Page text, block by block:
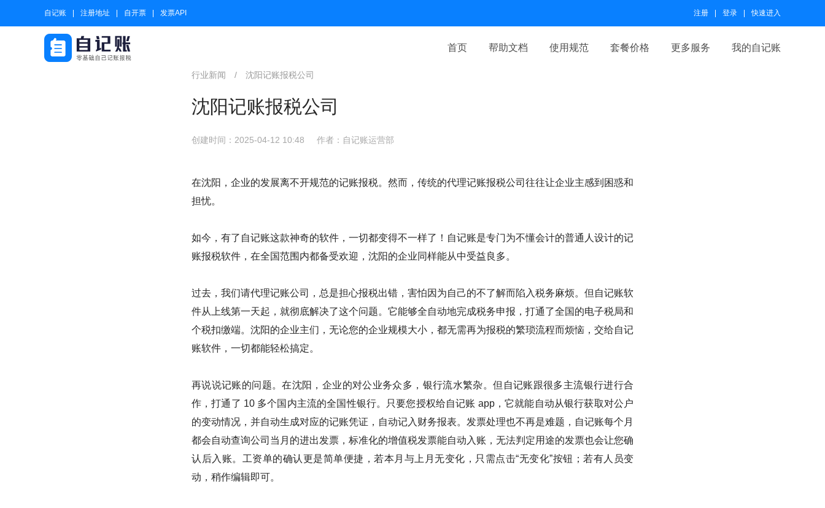
自记账 注册地址 自开票 发票API 注册 登录 快速进入
首页 帮助文档 使用规范 套餐价格 更多服务 我的自记账
行业新闻 / 沈阳记账报税公司
沈阳记账报税公司
创建时间：2025-04-12 10:48 作者：自记账运营部
在沈阳，企业的发展离不开规范的记账报税。然而，传统的代理记账报税公司往往让企业主感到困惑和
担忧。
如今，有了自记账这款神奇的软件，一切都变得不一样了！自记账是专门为不懂会计的普通人设计的记
账报税软件，在全国范围内都备受欢迎，沈阳的企业同样能从中受益良多。
过去，我们请代理记账公司，总是担心报税出错，害怕因为自己的不了解而陷入税务麻烦。但自记账软
件从上线第一天起，就彻底解决了这个问题。它能够全自动地完成税务申报，打通了全国的电子税局和
个税扣缴端。沈阳的企业主们，无论您的企业规模大小，都无需再为报税的繁琐流程而烦恼，交给自记
账软件，一切都能轻松搞定。
再说说记账的问题。在沈阳，企业的对公业务众多，银行流水繁杂。但自记账跟很多主流银行进行合
作，打通了 10 多个国内主流的全国性银行。只要您授权给自记账 app，它就能自动从银行获取对公户
的变动情况，并自动生成对应的记账凭证，自动记入财务报表。发票处理也不再是难题，自记账每个月
都会自动查询公司当月的进出发票，标准化的增值税发票能自动入账，无法判定用途的发票也会让您确
认后入账。工资单的确认更是简单便捷，若本月与上月无变化，只需点击“无变化”按钮；若有人员变
动，稍作编辑即可。